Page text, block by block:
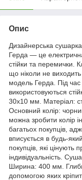
Опис
Дизайнерська
Герда — це
стійки та перемички.
що ніколи не
модель Герда. Під
використовуються
30х10 мм. Матеріал:
Основний колір:
можна зробити колір
багатьох покупців,
вписується в будь-
покупців, які цінують
індивідуальність.
Ширина: 400 мм.
допомогою яких